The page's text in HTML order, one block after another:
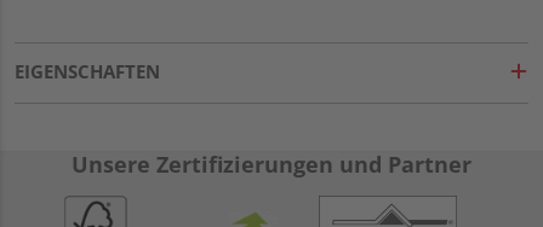
EIGENSCHAFTEN
Unsere Zertifizierungen und Partner